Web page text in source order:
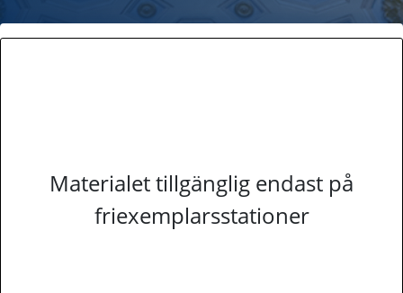
Materialet tillgänglig endast på
friexemplarsstationer